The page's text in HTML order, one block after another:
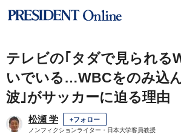
テレビの｢タダで見られる
いでいる…WBCをのみ込
波｣がサッカーに迫る理由
松瀬 学 +フォロー
ノンフィクションライター・日本大学客員教授